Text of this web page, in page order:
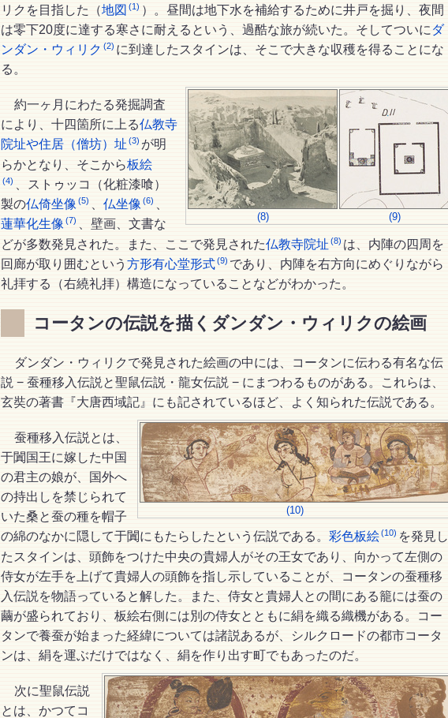
リクを目指した（地図 (1) ）。昼間は地下水を補給するために井戸を掘り、夜間
は零下20度に達する寒さに耐えるという、過酷な旅が続いた。そしてついに ダ
ンダン・ウィリク (2) に到達したスタインは、そこで大きな収穫を得ることにな
る。
(8) (9)
約一ヶ月にわたる発掘調査
により、十四箇所に上る仏教寺
院址や住居（僧坊）址 (3) が明
らかとなり、そこから板絵
(4)
、ストゥッコ（化粧漆喰）
製の仏倚坐像 (5) 仏坐像 (6)
蓮華化生像(7) 、壁画、文書な
どが多数発見された。また、ここで発見された仏教寺院址 (8) は、内陣の四周を
回廊が取り囲むという 方形有心堂形式(9) であり、内陣を右方向にめぐりながら
礼拝する（右繞礼拝）構造になっていることなどがわかった。
コータンの伝説を描くダンダン・ウィリクの絵画
ダンダン・ウィリクで発見された絵画の中には、コータンに伝わる有名な伝
説 − 蚕種移入伝説と聖鼠伝説・龍女伝説 − にまつわるものがある。これらは、
玄奘の著書『大唐西域記』にも記されているほど、よく知られた伝説である。
(10)
蚕種移入伝説とは、
于闐国王に嫁した中国
の君主の娘が、国外へ
の持出しを禁じられて
いた桑と蚕の種を帽子
の綿のなかに隠して于闐にもたらしたという伝説である。 彩色板絵(10) を発見し
たスタインは、頭飾をつけた中央の貴婦人がその王女であり、向かって左側の
侍女が左手を上げて貴婦人の頭飾を指し示していることが、コータンの蚕種移
入伝説を物語っていると解した。また、侍女と貴婦人との間にある籠には蚕の
繭が盛られており、板絵右側には別の侍女とともに絹を織る織機がある。コー
タンで養蚕が始まった経緯については諸説あるが、シルクロードの都市コータ
ンは、絹を運ぶだけではなく、絹を作り出す町でもあったのだ。
次に聖鼠伝説
とは、かつてコ